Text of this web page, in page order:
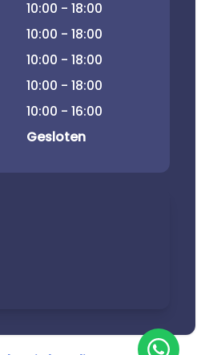
10:00 - 18:00
10:00 - 18:00
10:00 - 18:00
10:00 - 18:00
10:00 - 16:00
Gesloten